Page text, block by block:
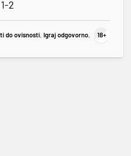
2
do ovisnosti. Igraj odgovorno.